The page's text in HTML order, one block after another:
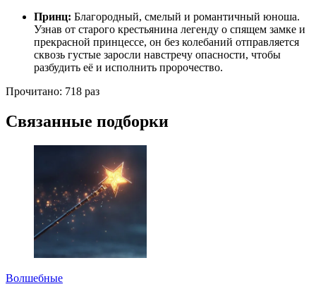
Принц: Благородный, смелый и романтичный юноша.
Узнав от старого крестьянина легенду о спящем замке и
прекрасной принцессе, он без колебаний отправляется
сквозь густые заросли навстречу опасности, чтобы
разбудить её и исполнить пророчество.
Прочитано: 718 раз
Связанные подборки
Волшебные